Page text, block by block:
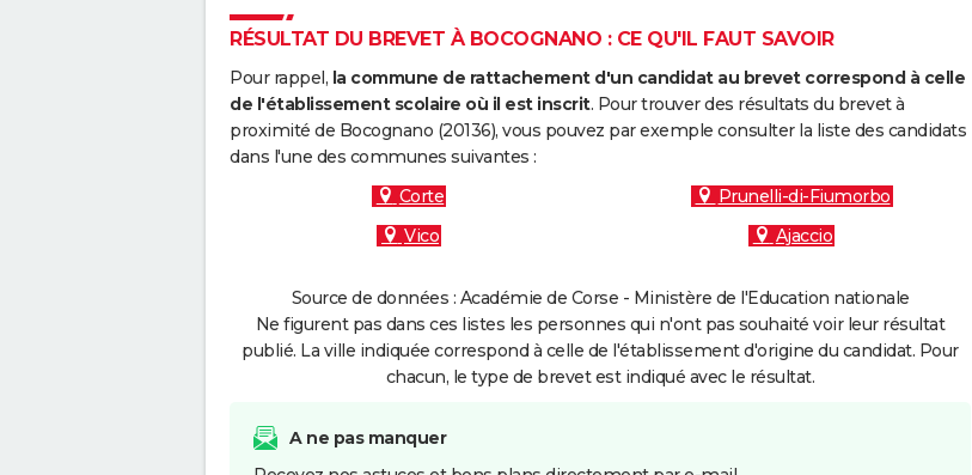
RÉSULTAT DU BREVET À BOCOGNANO : CE QU'IL FAUT SAVOIR
Pour rappel, la commune de rattachement d'un candidat au brevet correspond à celle
de l'établissement scolaire où il est inscrit. Pour trouver des résultats du brevet à
proximité de Bocognano (20136), vous pouvez par exemple consulter la liste des candidats
dans l'une des communes suivantes :
Corte
Prunelli-di-Fiumorbo
Vico
Ajaccio
Source de données : Académie de Corse - Ministère de l'Education nationale
Ne figurent pas dans ces listes les personnes qui n'ont pas souhaité voir leur résultat
publié. La ville indiquée correspond à celle de l'établissement d'origine du candidat. Pour
chacun, le type de brevet est indiqué avec le résultat.
A ne pas manquer